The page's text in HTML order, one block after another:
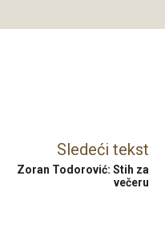
Sledeći tekst
Zoran Todorović: Stih za
večeru